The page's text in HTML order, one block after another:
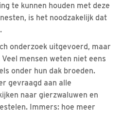
te kunnen houden met deze
is het noodzakelijk dat
onderzoek uitgevoerd, maar
mensen weten niet eens
onder hun dak broeden.
gevraagd aan alle
naar gierzwaluwen en
Immers: hoe meer